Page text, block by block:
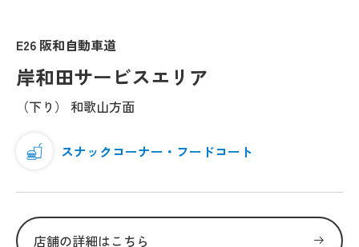
E26 阪和自動車道
岸和田サービスエリア
（下り） 和歌山方面
スナックコーナー・フードコート
店舗の詳細はこちら